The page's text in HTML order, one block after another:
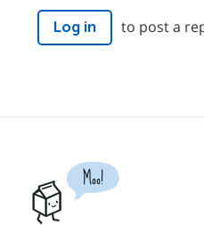
Log in to post a
Moo!